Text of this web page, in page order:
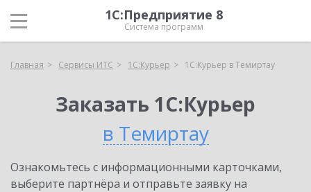
1С:Предприятие 8
Система программ
Главная Сервисы ИТС 1С:Курьер 1С:Курьер в Темиртау
Заказать 1С:Курьер
в Темиртау
Ознакомьтесь с информационными карточками,
выберите партнёра и отправьте заявку на